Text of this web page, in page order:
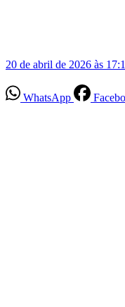
20 de abril de 2026 às
WhatsApp